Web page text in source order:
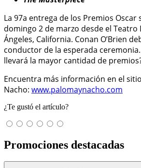
La 97a entrega de los Premios Oscar
domingo 2 de marzo desde el Teatro
Ángeles, California. Conan O’Brien
conductor de la esperada
llevará la mayor cantidad de
Encuentra más información en el
Nacho: www.palomaynacho.com
¿Te gustó el artículo?
Promociones destacadas